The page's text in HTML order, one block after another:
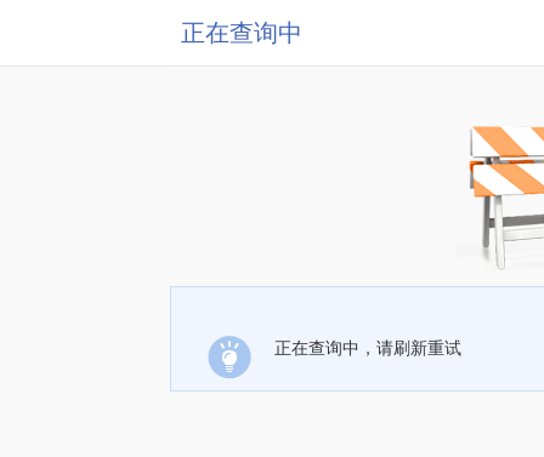
正在查询中
正在查询中，请刷新重试